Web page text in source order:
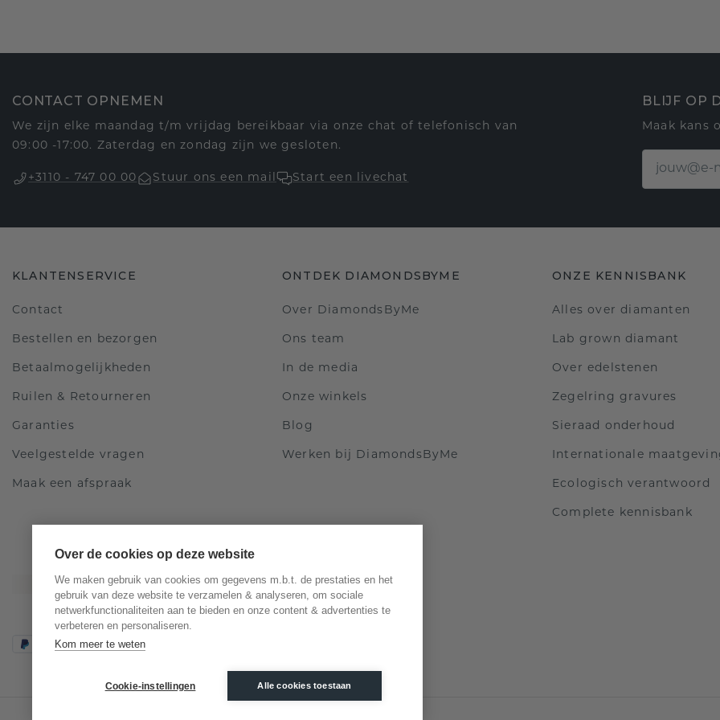
CONTACT OPNEMEN
We zijn elke maandag t/m vrijdag bereikbaar via onze chat of telefonisch van
09:00 -17:00. Zaterdag en zondag zijn we gesloten.
+3110 - 747 00 00 Stuur ons een mail Start een livechat
BLIJF OP
Maak kans
KLANTENSERVICE
Contact
Bestellen en bezorgen
Betaalmogelijkheden
Ruilen & Retourneren
Garanties
Veelgestelde vragen
Maak een afspraak
ONTDEK DIAMONDSBYME
Over DiamondsByMe
Ons team
In de media
Onze winkels
Blog
Werken bij DiamondsByMe
ONZE KENNISBANK
Alles over diamanten
Lab grown diamant
Over edelstenen
Zegelring gravures
Sieraad onderhoud
Internationale
Ecologisch verantwoord
Complete kennisbank
Over de cookies op deze website
We maken gebruik van cookies om gegevens m.b.t. de prestaties en het
gebruik van deze website te verzamelen & analyseren, om sociale
netwerkfunctionaliteiten aan te bieden en onze content & advertenties te
verbeteren en personaliseren.
Kom meer te weten
Cookie-instellingen Alle cookies toestaan